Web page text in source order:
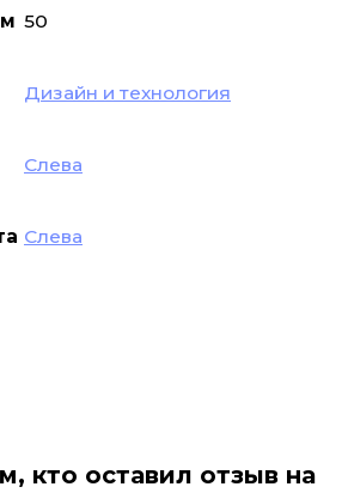
50
Дизайн и технология
Слева
Слева
кто оставил отзыв на